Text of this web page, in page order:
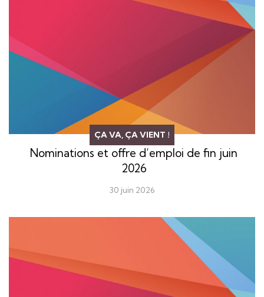
ÇA VA, ÇA VIENT !
Nominations et offre d’emploi de fin juin
2026
30 juin 2026